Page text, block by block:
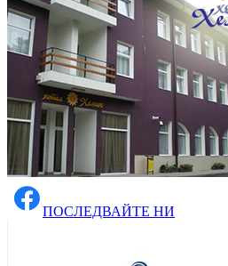
ПОСЛЕДВАЙТЕ НИ